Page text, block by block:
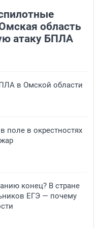
область
атаку БПЛА
в Омской области
в окрестностях
конец? В стране
ЕГЭ — почему